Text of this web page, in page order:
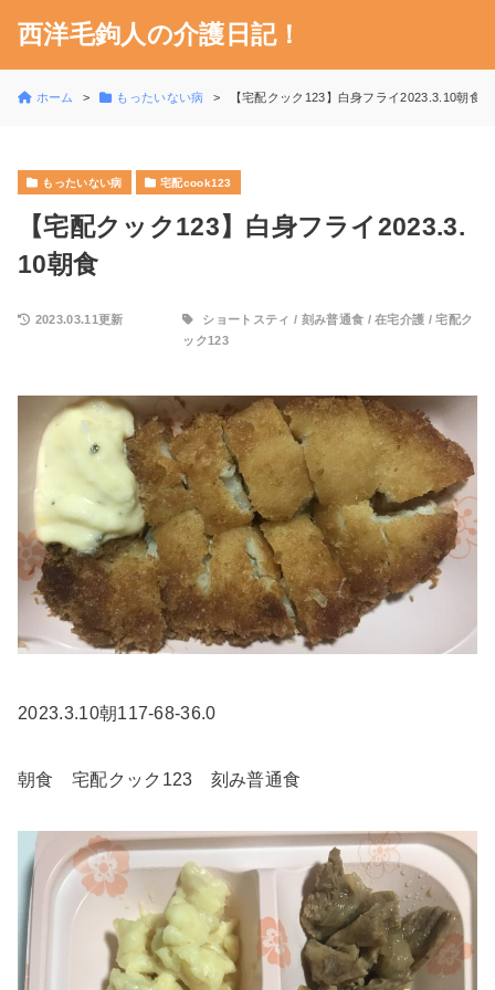
西洋毛鉤人の介護日記！
ホーム もったいない病 【宅配クック123】白身フライ2023.3.10朝食
もったいない病 宅配cook123
【宅配クック123】白身フライ2023.3.
10朝食
2023.03.11更新 ショートスティ / 刻み普通食 /在宅介護 /宅配ク
ック123
2023.3.10朝117-68-36.0
朝食 宅配クック123 刻み普通食